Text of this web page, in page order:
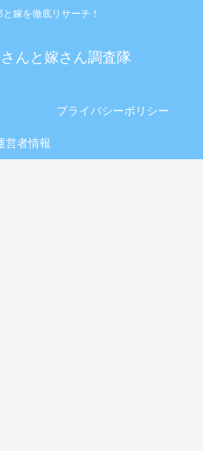
嫁を徹底リサーチ！
んと嫁さん調査隊
プライバシーポリシー
営者情報